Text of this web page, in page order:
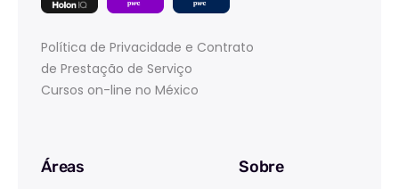
Política de Privacidade e Contrato
de Prestação de Serviço
Cursos on-line no México
Áreas Sobre